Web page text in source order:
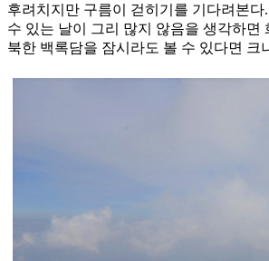
후려치지만 구름이 걷히기를 기다려본다
수 있는 날이 그리 많지 않음을 생각하면
북한 백록담을 잠시라도 볼 수 있다면 크